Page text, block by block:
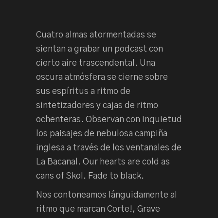
Cuatro almas atormentadas se
sientan a grabar un podcast con
cierto aire trascendental. Una
oscura atmósfera se cierne sobre
sus espíritus a ritmo de
sintetizadores y cajas de ritmo
ochenteras. Observan con inquietud
los paisajes de nebulosa campiña
inglesa a través de los ventanales de
La Bacanal. Our hearts are cold as
cans of Skol. Fade to black.
Nos contoneamos lánguidamente al
ritmo que marcan Corte!, Grave